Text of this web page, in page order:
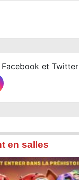
Facebook et Twitter
en salles